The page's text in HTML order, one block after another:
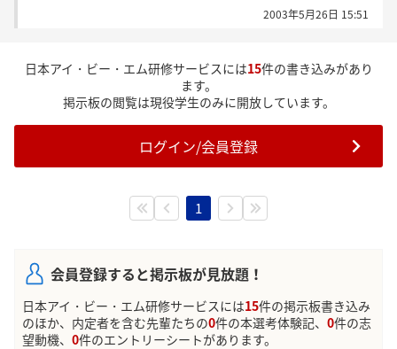
2003年5月26日 15:51
日本アイ・ビー・エム研修サービスには15件の書き込みがあり
ます。
掲示板の閲覧は現役学生のみに開放しています。
ログイン/会員登録
1
会員登録すると掲示板が見放題！
日本アイ・ビー・エム研修サービスには15件の掲示板書き込み
のほか、内定者を含む先輩たちの0件の本選考体験記、 0件の志
望動機、 0件のエントリーシートがあります。